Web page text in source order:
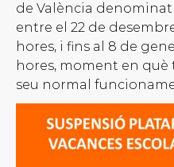
de València denominat
entre el 22 de
hores, i fins al 8 de
hores, moment en què
seu normal